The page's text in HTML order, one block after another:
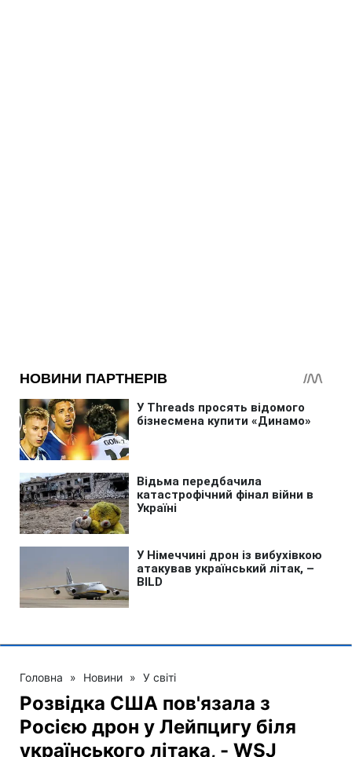
Головна » Новини » У світі
Розвідка США пов'язала з
Росією дрон у Лейпцигу біля
українського літака, - WSJ